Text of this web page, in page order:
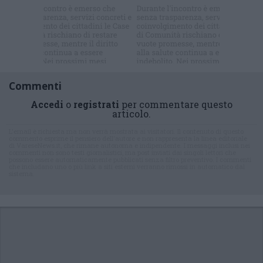
Commenti
Accedi o registrati per commentare questo
articolo.